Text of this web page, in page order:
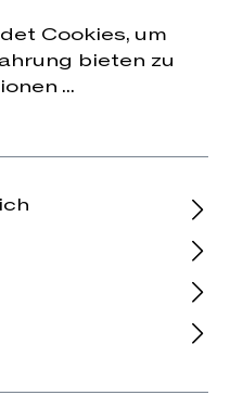
Cookies, um
bieten zu
...